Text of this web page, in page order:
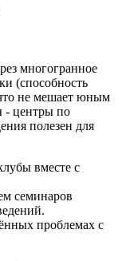
многогранное
(способность
не мешает юным
- центры по
полезен для
вместе с
семинаров
проблемах с